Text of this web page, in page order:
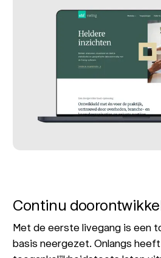
Continu
Met de eerste livegang is een
basis neergezet. Onlangs